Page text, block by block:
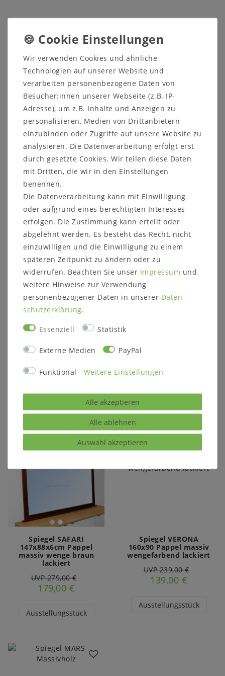
Wandspiegel mit
Holzrahmen ROSSIO
150x100x7cm Pinie
massiv weiß gebürstet
658,00 €
Ausstellungsstück
Hängespiegel mit
Holzrahmen FJORD
massiv furniert bianco
geölt
UVP 199,00 € 99,00 €
Ausstellungsstück
Holzrahmen CASA
massiv kolonial
dunkelbraun lackiert
UVP 295,00 €
159,00 €
Ausstellungsstück
nussbaumfarben
Ausstellungsstück
Spiegel SAFARI
147x88x6cm Pappel
massiv wenge braun
lackiert
UVP 279,00 €
179,00 €
Ausstellungsstück
Spiegel VERONA
160x90 Pappel massiv
wengefarbend lackiert
UVP 239,00 €
139,00 €
Ausstellungsstück
Wir verwenden Cookies und ähnliche
Technologien auf unserer Website und
verarbeiten personenbezogene Daten von
Besucher:innen unserer Webseite (z.B. IP-
Adresse), um z.B. Inhalte und Anzeigen zu
personalisieren, Medien von Drittanbietern
einzubinden oder Zugriffe auf unsere Website zu
analysieren. Die Datenverarbeitung erfolgt erst
durch gesetzte Cookies. Wir teilen diese Daten
mit Dritten, die wir in den Einstellungen
benennen.
Die Datenverarbeitung kann mit Einwilligung
oder aufgrund eines berechtigten Interesses
erfolgen. Die Zustimmung kann erteilt oder
abgelehnt werden. Es besteht das Recht, nicht
einzuwilligen und die Einwilligung zu einem
späteren Zeitpunkt zu ändern oder zu
widerrufen. Beachten Sie unser Impressum und
weitere Hinweise zur Verwendung
personenbezogener Daten in unserer Daten­
schutz­erklärung.
Essenziell Statistik
Externe Medien PayPal
Funktional Weitere Einstellungen
Alle akzeptieren
Alle ablehnen
Auswahl akzeptieren